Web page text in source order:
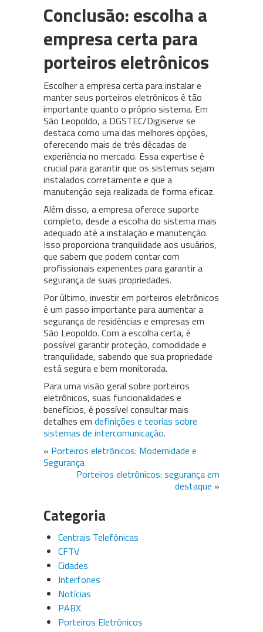
Conclusão: escolha a
empresa certa para
porteiros eletrônicos
Escolher a empresa certa para instalar e
manter seus porteiros eletrônicos é tão
importante quanto o próprio sistema. Em
São Leopoldo, a DGSTEC/Digiserve se
destaca como uma das melhores opções,
oferecendo mais de três décadas de
experiência no mercado. Essa expertise é
crucial para garantir que os sistemas sejam
instalados corretamente e que a
manutenção seja realizada de forma eficaz.
Além disso, a empresa oferece suporte
completo, desde a escolha do sistema mais
adequado até a instalação e manutenção.
Isso proporciona tranquilidade aos usuários,
que sabem que podem contar com
profissionais experientes para garantir a
segurança de suas propriedades.
Por último, investir em porteiros eletrônicos
é um passo importante para aumentar a
segurança de residências e empresas em
São Leopoldo. Com a escolha certa, é
possível garantir proteção, comodidade e
tranquilidade, sabendo que sua propriedade
está segura e bem monitorada.
Para uma visão geral sobre porteiros
eletrônicos, suas funcionalidades e
benefícios, é possível consultar mais
detalhes em definições e teorias sobre
sistemas de intercomunicação.
« Porteiros eletrônicos: Modernidade e
Segurança
Porteiros eletrônicos: segurança em
destaque »
Categoria
Centrais Telefônicas
CFTV
Cidades
Interfones
Notícias
PABX
Porteiros Eletrônicos